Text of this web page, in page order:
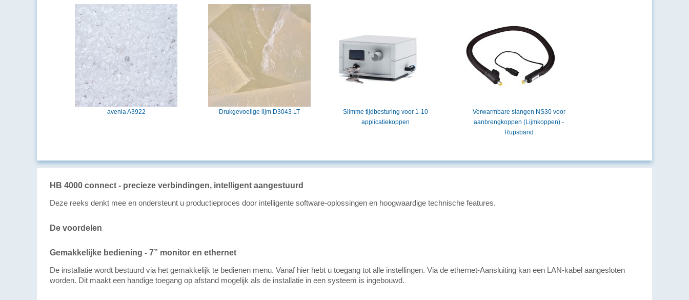
avenia A3922 Drukgevoelige lijm D3043 LT
Slimme tijdbesturing voor 1-10
applicatiekoppen
Verwarmbare slangen NS30 voor
aanbrengkoppen (Lijmkoppen) -
Rupsband
HB 4000 connect - precieze verbindingen, intelligent aangestuurd
Deze reeks denkt mee en ondersteunt u productieproces door intelligente software-oplossingen en hoogwaardige technische features.
De voordelen
Gemakkelijke bediening - 7” monitor en ethernet
De installatie wordt bestuurd via het gemakkelijk te bedienen menu. Vanaf hier hebt u toegang tot alle instellingen. Via de ethernet-Aansluiting kan een LAN-kabel aangesloten
worden. Dit maakt een handige toegang op afstand mogelijk als de installatie in een systeem is ingebouwd.